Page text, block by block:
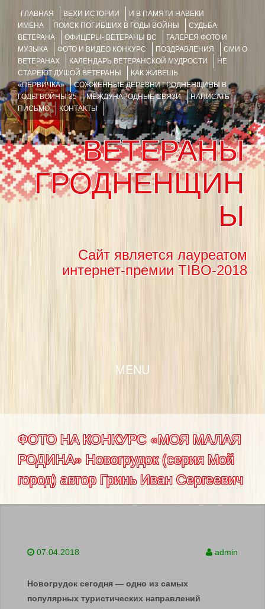
ГЛАВНАЯ ВЕХИ ИСТОРИИ
И В ПАМЯТИ НАВЕКИ
ИМЕНА
ПОИСК ПОГИБШИХ В ГОДЫ ВОЙНЫ
СУДЬБА
ВЕТЕРАНА
ОФИЦЕРЫ- ВЕТЕРАНЫ ВС
ГАЛЕРЕЯ ФОТО И
МУЗЫКА
ФОТО И ВИДЕО КОНКУРС ПОЗДРАВЛЕНИЯ
СМИ О
ВЕТЕРАНАХ
КАЛЕНДАРЬ ВЕТЕРАНСКОЙ МУДРОСТИ
НЕ
СТАРЕЮТ ДУШОЙ ВЕТЕРАНЫ
КАК ЖИВЁШЬ
«ПЕРВИЧКА»
СОЖЖЁННЫЕ ДЕРЕВНИ ГРОДНЕНЩИНЫ В
ГОДЫ ВОЙНЫ 35
МЕЖДУНАРОДНЫЕ СВЯЗИ
НАПИСАТЬ
ПИСЬМО
КОНТАКТЫ
ВЕТЕРАНЫ
ГРОДНЕНЩИН
Ы
Сайт является лауреатом
интернет-премии TIBO-2018
MENU
ФОТО НА КОНКУРС «МОЯ МАЛАЯ
РОДИНА» Новогрудок (серия Мой
город) автор Гринь Иван Сергеевич
07.04.2018 admin
Новогрудок сегодня — одно из самых
популярных туристических направлений